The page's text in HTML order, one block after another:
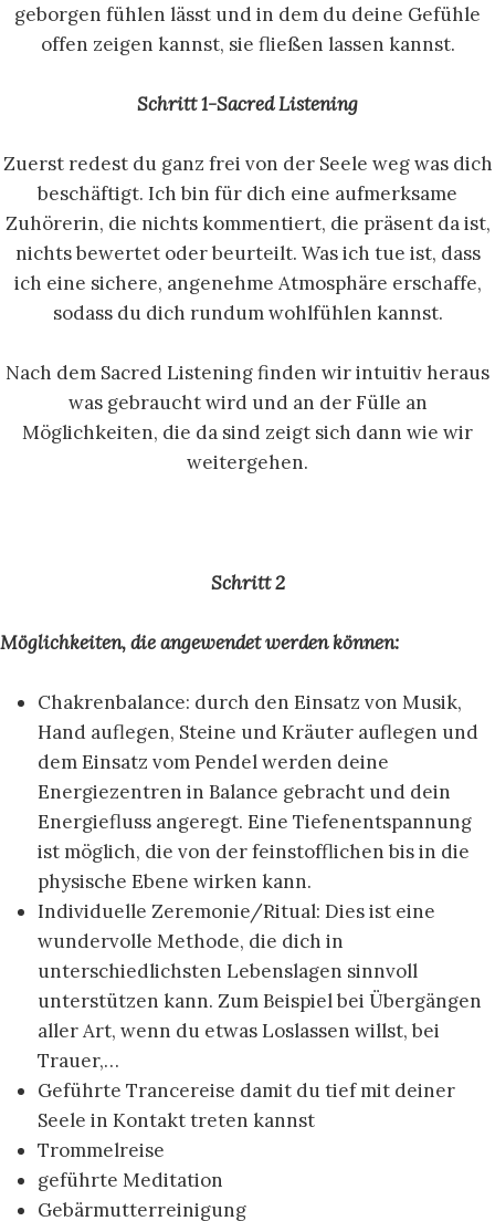
geborgen fühlen lässt und in dem du deine Gefühle
offen zeigen kannst, sie fließen lassen kannst.
Schritt 1-Sacred Listening
Zuerst redest du ganz frei von der Seele weg was dich
beschäftigt. Ich bin für dich eine aufmerksame
Zuhörerin, die nichts kommentiert, die präsent da ist,
nichts bewertet oder beurteilt. Was ich tue ist, dass
ich eine sichere, angenehme Atmosphäre erschaffe,
sodass du dich rundum wohlfühlen kannst.
Nach dem Sacred Listening finden wir intuitiv heraus
was gebraucht wird und an der Fülle an
Möglichkeiten, die da sind zeigt sich dann wie wir
weitergehen.
Schritt 2
Möglichkeiten, die angewendet werden können:
Chakrenbalance: durch den Einsatz von Musik,
Hand auflegen, Steine und Kräuter auflegen und
dem Einsatz vom Pendel werden deine
Energiezentren in Balance gebracht und dein
Energiefluss angeregt. Eine Tiefenentspannung
ist möglich, die von der feinstofflichen bis in die
physische Ebene wirken kann.
Individuelle Zeremonie/Ritual: Dies ist eine
wundervolle Methode, die dich in
unterschiedlichsten Lebenslagen sinnvoll
unterstützen kann. Zum Beispiel bei Übergängen
aller Art, wenn du etwas Loslassen willst, bei
Trauer,…
Geführte Trancereise damit du tief mit deiner
Seele in Kontakt treten kannst
Trommelreise
geführte Meditation
Gebärmutterreinigung